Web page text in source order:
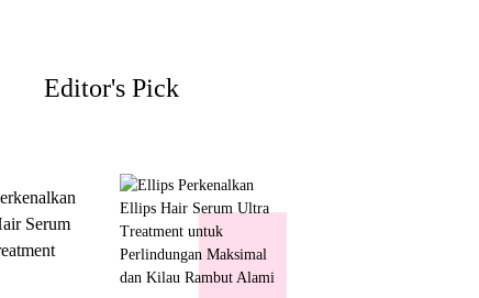
Editor's Pick
Serum